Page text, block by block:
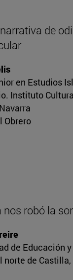
de
en Estudios
Instituto
Obrero
robó la
de Educación
norte de